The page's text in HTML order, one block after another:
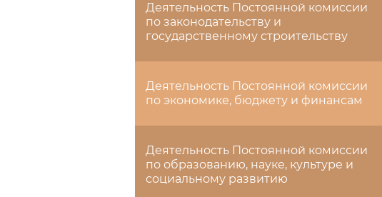
Деятельность Постоянной комиссии
по законодательству и
государственному строительству
Деятельность Постоянной комиссии
по экономике, бюджету и финансам
Деятельность Постоянной комиссии
по образованию, науке, культуре и
социальному развитию